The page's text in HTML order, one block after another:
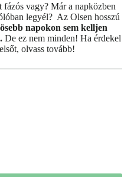
vagy? Már a napközben
legyél? Az Olsen hosszú
napokon sem kelljen
De ez nem minden! Ha érdekel
olvass tovább!